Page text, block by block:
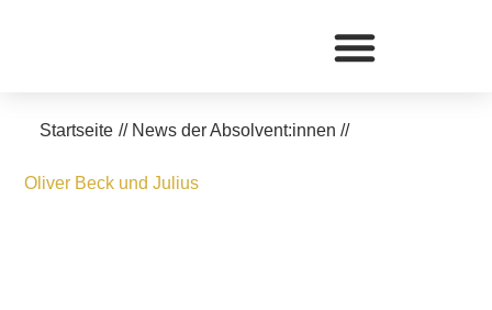
Startseite // News der Absolvent:innen //
Oliver Beck und Julius